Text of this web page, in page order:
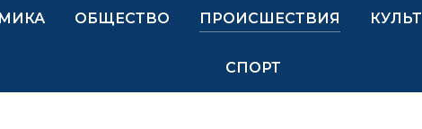
ОБЩЕСТВО ПРОИСШЕСТВИЯ КУЛЬТ
СПОРТ